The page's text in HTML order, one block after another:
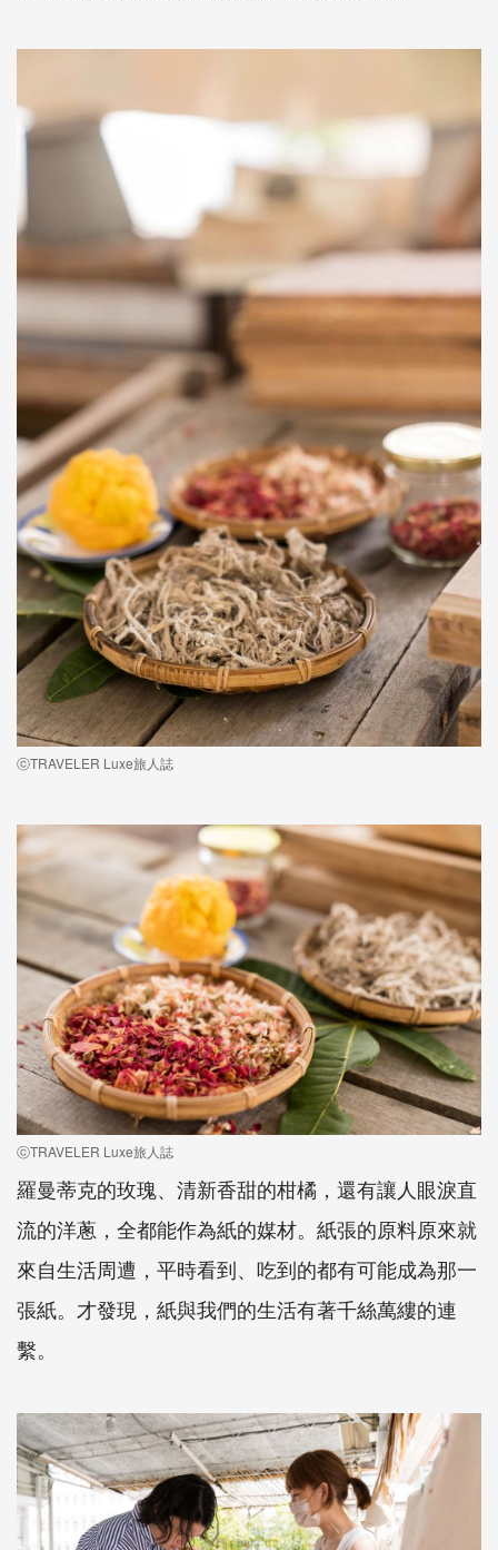
ⓒTRAVELER Luxe旅人誌
ⓒTRAVELER Luxe旅人誌
羅曼蒂克的玫瑰、清新香甜的柑橘，還有讓人眼淚直
流的洋蔥，全都能作為紙的媒材。紙張的原料原來就
來自生活周遭，平時看到、吃到的都有可能成為那一
張紙。才發現，紙與我們的生活有著千絲萬縷的連
繫。